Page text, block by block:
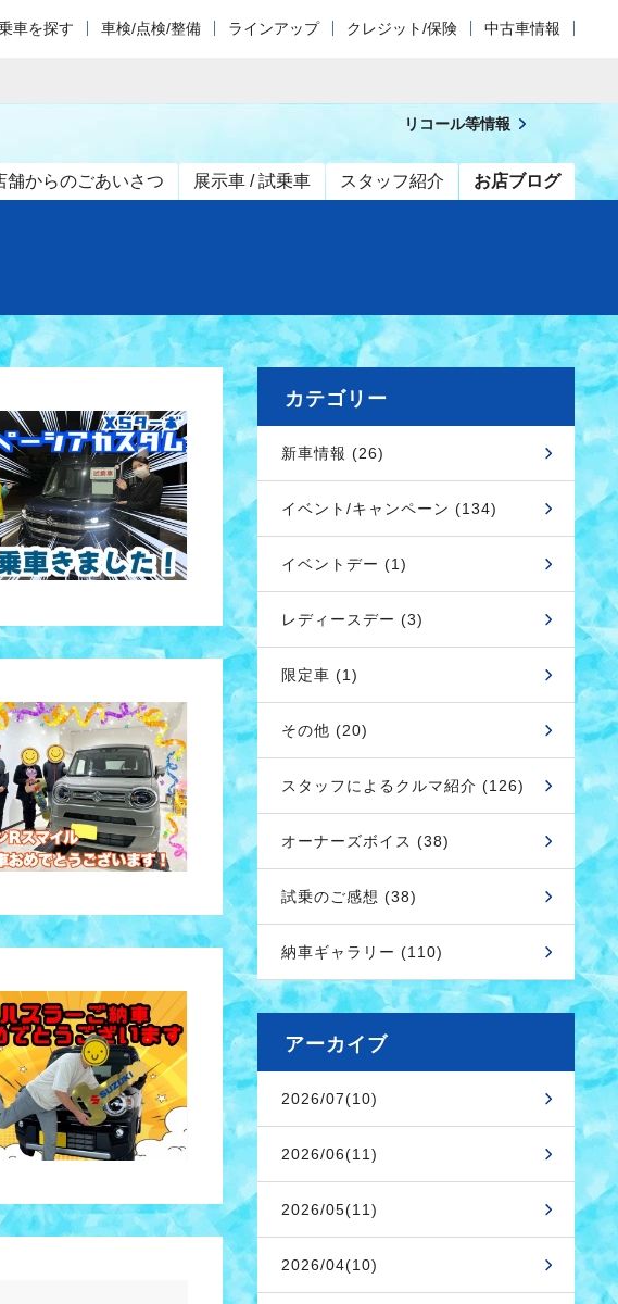
車を探す 車検/点検/整備 ラインアップ クレジット/保険 中古車情報
舗からのごあいさつ 展示車 / 試乗車 スタッフ紹介 お店ブログ
リコール等情報
カテゴリー
新車情報 (26)
イベント/キャンペーン (134)
イベントデー (1)
レディースデー (3)
限定車 (1)
その他 (20)
スタッフによるクルマ紹介 (126)
オーナーズボイス (38)
試乗のご感想 (38)
納車ギャラリー (110)
アーカイブ
2026/07(10)
2026/06(11)
2026/05(11)
2026/04(10)